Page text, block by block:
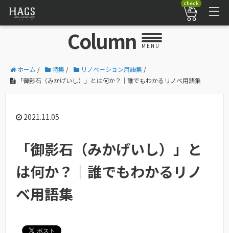
check
Column MENU
ホーム / 特集 / リノベーション用語集 /
「御影石（みかげいし）」とは何か？｜誰でもわかるリノベ用語集
2021.11.05
「御影石（みかげいし）」と
は何か？｜誰でもわかるリノ
ベ用語集